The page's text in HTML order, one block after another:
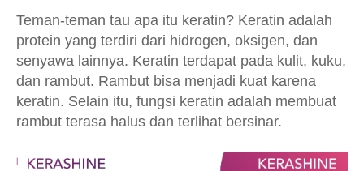
Teman-teman tau apa itu keratin? Keratin adalah
protein yang terdiri dari hidrogen, oksigen, dan
senyawa lainnya. Keratin terdapat pada kulit, kuku,
dan rambut. Rambut bisa menjadi kuat karena
keratin. Selain itu, fungsi keratin adalah membuat
rambut terasa halus dan terlihat bersinar.